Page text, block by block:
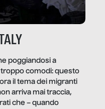
poggiandosi a
comodi: questo
il tema dei migranti
arriva mai traccia,
che – quando